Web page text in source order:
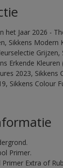
het Jaar 2026 -
Sikkens Modern
Erkende
2023,
Sikkens Colour
Primer.
Extra of